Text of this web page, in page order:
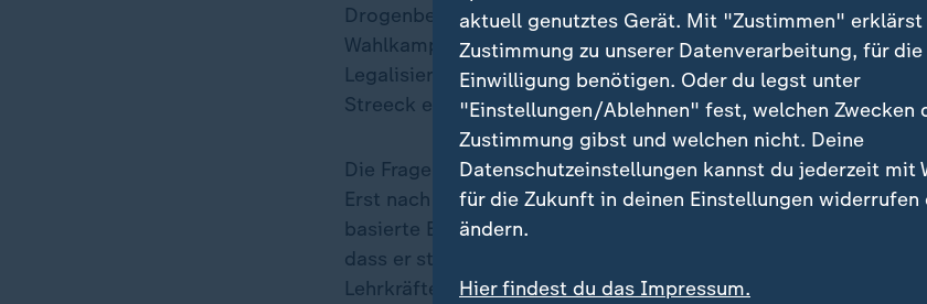
Drogenbeauftragten steht das ThemaCannabisganz oben.
Wahlkampf angekündigt, die von der Ampel-Regierung in die
Legalisierung rückgängig zu machen. Details zu seiner
Streeck erstmal nicht nennen.
Die Frage sei zu komplex, um mit einer einfachen Antwort zu
Erst nach einer im Herbst vorliegenden Evaluierungsstudie
basierte Entscheidungen" getroffen werden. Streeck macht
dass er stärker als in der Vergangenheit auf die Bedenken von
Lehrkräften eingehen will.
aktuell genutztes Gerät. Mit "Zustimmen" erklärst
Zustimmung zu unserer Datenverarbeitung, für
Einwilligung benötigen. Oder du legst unter
"Einstellungen/Ablehnen" fest, welchen Zwecken
Zustimmung gibst und welchen nicht. Deine
Datenschutzeinstellungen kannst du jederzeit mit
für die Zukunft in deinen Einstellungen widerrufen
ändern.
Hier findest du das Impressum.